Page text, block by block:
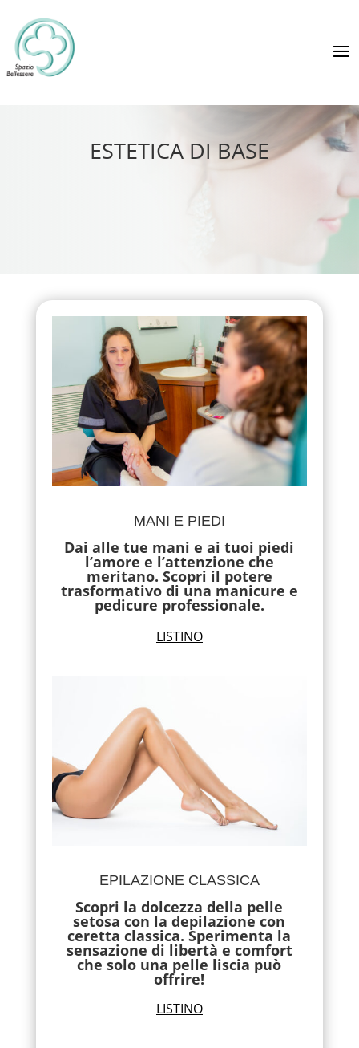
ESTETICA DI BASE
MANI E PIEDI
Dai alle tue mani e ai tuoi piedi
l’amore e l’attenzione che
meritano. Scopri il potere
trasformativo di una manicure e
pedicure professionale.
LISTINO
EPILAZIONE CLASSICA
Scopri la dolcezza della pelle
setosa con la depilazione con
ceretta classica. Sperimenta la
sensazione di libertà e comfort
che solo una pelle liscia può
offrire!
LISTINO